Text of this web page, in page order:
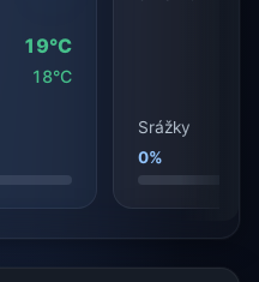
19°C
18°C
Srážky
0%